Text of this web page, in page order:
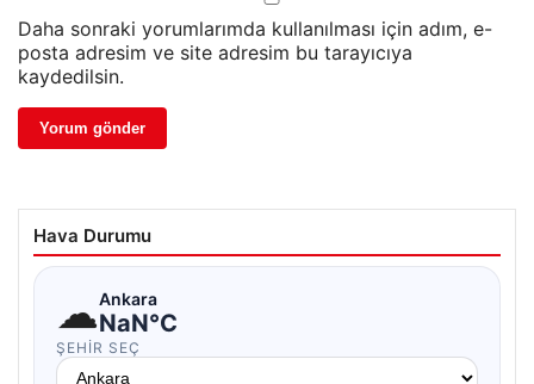
Daha sonraki yorumlarımda kullanılması için adım, e-
posta adresim ve site adresim bu tarayıcıya
kaydedilsin.
Hava Durumu
☁Ankara
NaN°C
ŞEHIR SEÇ